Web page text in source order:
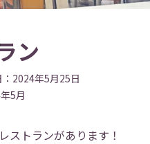
ン
2024年5月25日
5月
ストランがあります！